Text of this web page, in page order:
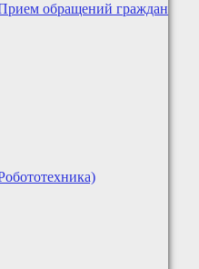
обращений граждан